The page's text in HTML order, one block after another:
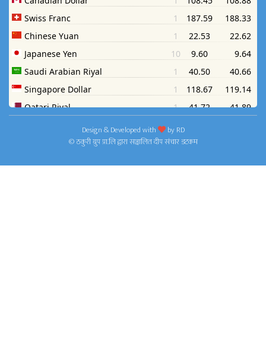
Design & Developed with byRD
© ठकुरी ग्रुप प्रा.लि द्वारा सञ्चालित दीप संचार डटकम